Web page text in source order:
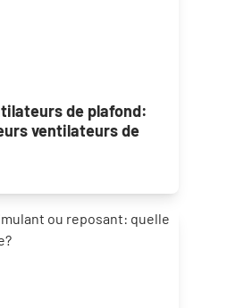
de plafond:
ventilateurs de